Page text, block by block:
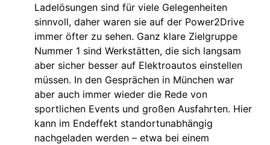
Ladelösungen sind für viele Gelegenheiten
sinnvoll, daher waren sie auf der Power2Drive
immer öfter zu sehen. Ganz klare Zielgruppe
Nummer 1 sind Werkstätten, die sich langsam
aber sicher besser auf Elektroautos einstellen
müssen. In den Gesprächen in München war
aber auch immer wieder die Rede von
sportlichen Events und großen Ausfahrten. Hier
kann im Endeffekt standortunabhängig
nachgeladen werden – etwa bei einem